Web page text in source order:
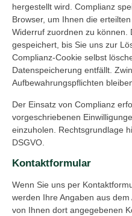
hergestellt wird. Complianz
Browser, um Ihnen die
Widerruf zuordnen zu können.
gespeichert, bis Sie uns zur
Complianz-Cookie selbst
Datenspeicherung entfällt.
Aufbewahrungspflichten
Der Einsatz von Complianz
vorgeschriebenen
einzuholen. Rechtsgrundlage
DSGVO.
Kontaktformular
Wenn Sie uns per
werden Ihre Angaben aus
von Ihnen dort angegebenen